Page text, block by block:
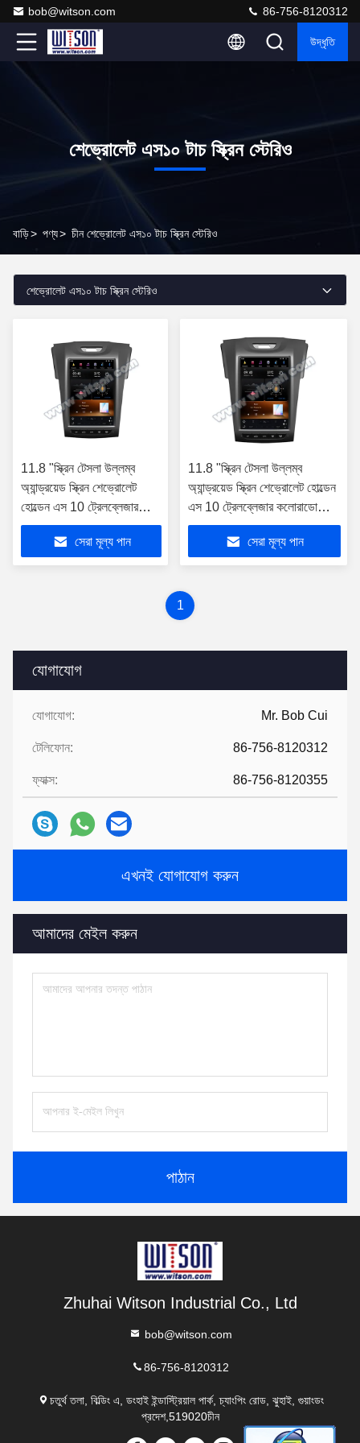
bob@witson.com 86-756-8120312
উদ্ধৃতি
শেভ্রোলেট এস১০ টাচ স্ক্রিন স্টেরিও
বাড়ি> পণ্য> চীন শেভ্রোলেট এস১০ টাচ স্ক্রিন স্টেরিও
যোগাযোগ
যোগাযোগ: Mr. Bob Cui
টেলিফোন: 86-756-8120312
ফ্যাক্স: 86-756-8120355
এখনই যোগাযোগ করুন
আমাদের মেইল ​​করুন
পাঠান
শেভ্রোলেট এস১০ টাচ স্ক্রিন স্টেরিও
11.8 "স্ক্রিন টেসলা উল্লম্ব
অ্যান্ড্রয়েড স্ক্রিন শেভ্রোলেট
হোল্ডেন এস 10 ট্রেলব্লেজার
কলোরাডো ইসুজু জন্য
সেরা মূল্য পান
11.8 "স্ক্রিন টেসলা উল্লম্ব
অ্যান্ড্রয়েড স্ক্রিন শেভ্রোলেট হোল্ডেন
এস 10 ট্রেলব্লেজার কলোরাডো
ইসুজু জন্য
সেরা মূল্য পান
1
Zhuhai Witson Industrial Co., Ltd
bob@witson.com
86-756-8120312
চতুর্থ তলা, বিল্ডিং এ, ডংহাই ইন্ডাস্ট্রিয়াল পার্ক, চ্যাংপিং রোড, ঝুহাই, গুয়াংডং
প্রদেশ,519020চীন